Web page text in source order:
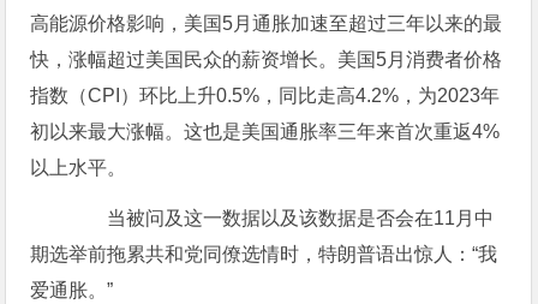
高能源价格影响，美国5月通胀加速至超过三年以来的最
快，涨幅超过美国民众的薪资增长。美国5月消费者价格
指数（CPI）环比上升0.5%，同比走高4.2%，为2023年
初以来最大涨幅。这也是美国通胀率三年来首次重返4%
以上水平。
当被问及这一数据以及该数据是否会在11月中
期选举前拖累共和党同僚选情时，特朗普语出惊人：“我
爱通胀。”